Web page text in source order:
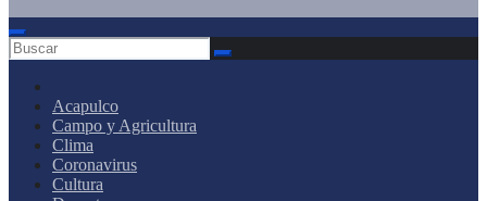
Acapulco
Campo y Agricultura
Clima
Coronavirus
Cultura